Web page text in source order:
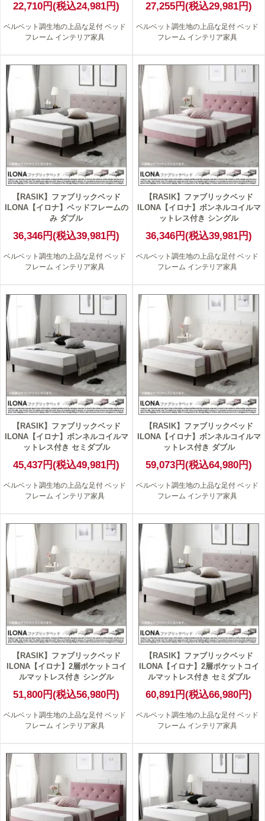
22,710円(税込24,981円)
ベルベット調生地の上品な足付 ベッド
フレーム インテリア家具
27,255円(税込29,981円)
ベルベット調生地の上品な足付 ベッド
フレーム インテリア家具
【RASIK】ファブリックベッド
ILONA【イロナ】ベッドフレームの
み ダブル
36,346円(税込39,981円)
ベルベット調生地の上品な足付 ベッド
フレーム インテリア家具
【RASIK】ファブリックベッド
ILONA【イロナ】ボンネルコイルマ
ットレス付き シングル
36,346円(税込39,981円)
ベルベット調生地の上品な足付 ベッド
フレーム インテリア家具
【RASIK】ファブリックベッド
ILONA【イロナ】ボンネルコイルマ
ットレス付き セミダブル
45,437円(税込49,981円)
ベルベット調生地の上品な足付 ベッド
フレーム インテリア家具
【RASIK】ファブリックベッド
ILONA【イロナ】ボンネルコイルマ
ットレス付き ダブル
59,073円(税込64,980円)
ベルベット調生地の上品な足付 ベッド
フレーム インテリア家具
【RASIK】ファブリックベッド
ILONA【イロナ】2層ポケットコイ
ルマットレス付き シングル
51,800円(税込56,980円)
ベルベット調生地の上品な足付 ベッド
フレーム インテリア家具
【RASIK】ファブリックベッド
ILONA【イロナ】2層ポケットコイ
ルマットレス付き セミダブル
60,891円(税込66,980円)
ベルベット調生地の上品な足付 ベッド
フレーム インテリア家具